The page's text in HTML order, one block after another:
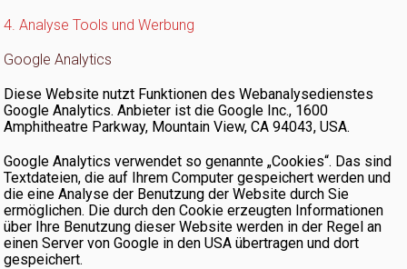
4. Analyse Tools und Werbung
Google Analytics
Diese Website nutzt Funktionen des Webanalysedienstes
Google Analytics. Anbieter ist die Google Inc., 1600
Amphitheatre Parkway, Mountain View, CA 94043, USA.
Google Analytics verwendet so genannte „Cookies“. Das sind
Textdateien, die auf Ihrem Computer gespeichert werden und
die eine Analyse der Benutzung der Website durch Sie
ermöglichen. Die durch den Cookie erzeugten Informationen
über Ihre Benutzung dieser Website werden in der Regel an
einen Server von Google in den USA übertragen und dort
gespeichert.